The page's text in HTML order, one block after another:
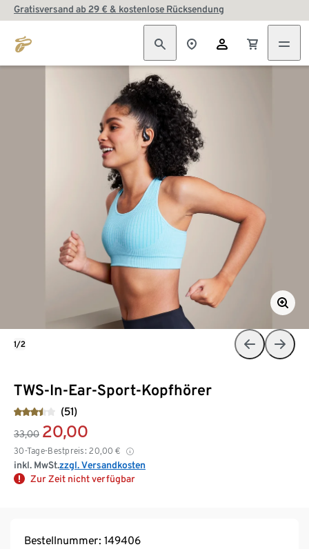
Gratisversand ab 29 € & kostenlose Rücksendung
TWS-In-Ear-Sport-Kopfhörer
(51)
33,00 20,00
30-Tage-Bestpreis: 20,00 €
inkl. MwSt.zzgl. Versandkosten
Zur Zeit nicht verfügbar
1/2
Bestellnummer: 149406